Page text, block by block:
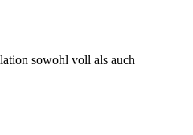
sowohl voll als auch